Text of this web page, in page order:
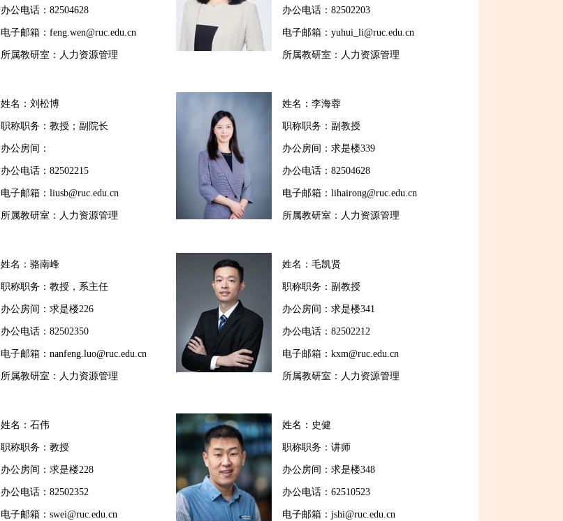
办公电话：82504628
电子邮箱：feng.wen@ruc.edu.cn
所属教研室：人力资源管理
办公电话：82502203
电子邮箱：yuhui_li@ruc.edu.cn
所属教研室：人力资源管理
姓名：刘松博
职称职务：教授；副院长
办公房间：
办公电话：82502215
电子邮箱：liusb@ruc.edu.cn
所属教研室：人力资源管理
姓名：李海蓉
职称职务：副教授
办公房间：求是楼339
办公电话：82504628
电子邮箱：lihairong@ruc.edu.cn
所属教研室：人力资源管理
姓名：骆南峰
职称职务：教授，系主任
办公房间：求是楼226
办公电话：82502350
电子邮箱：nanfeng.luo@ruc.edu.cn
所属教研室：人力资源管理
姓名：毛凯贤
职称职务：副教授
办公房间：求是楼341
办公电话：82502212
电子邮箱：kxm@ruc.edu.cn
所属教研室：人力资源管理
姓名：石伟
职称职务：教授
办公房间：求是楼228
办公电话：82502352
电子邮箱：swei@ruc.edu.cn
姓名：史健
职称职务：讲师
办公房间：求是楼348
办公电话：62510523
电子邮箱：jshi@ruc.edu.cn